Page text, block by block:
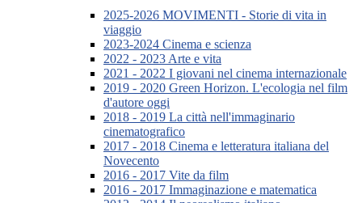
2025-2026 MOVIMENTI - Storie di vita in
viaggio
2023-2024 Cinema e scienza
2022 - 2023 Arte e vita
2021 - 2022 I giovani nel cinema internazionale
2019 - 2020 Green Horizon. L'ecologia nel film
d'autore oggi
2018 - 2019 La città nell'immaginario
cinematografico
2017 - 2018 Cinema e letteratura italiana del
Novecento
2016 - 2017 Vite da film
2016 - 2017 Immaginazione e matematica